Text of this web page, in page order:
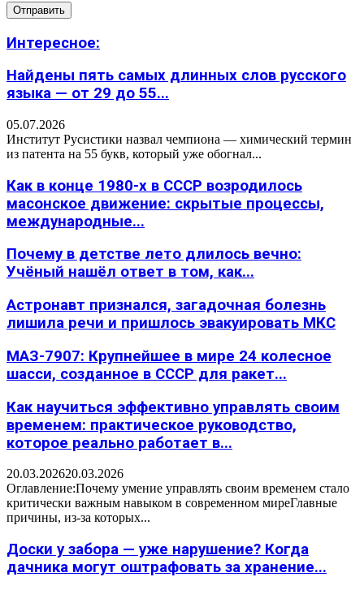
Интересное:
Найдены пять самых длинных слов русского
языка — от 29 до 55...
05.07.2026
Институт Русистики назвал чемпиона — химический термин
из патента на 55 букв, который уже обогнал...
Как в конце 1980-х в СССР возродилось
масонское движение: скрытые процессы,
международные...
Почему в детстве лето длилось вечно:
Учёный нашёл ответ в том, как...
Астронавт признался, загадочная болезнь
лишила речи и пришлось эвакуировать МКС
МАЗ-7907: Крупнейшее в мире 24 колесное
шасси, созданное в СССР для ракет...
Как научиться эффективно управлять своим
временем: практическое руководство,
которое реально работает в...
20.03.202620.03.2026
Оглавление:Почему умение управлять своим временем стало
критически важным навыком в современном миреГлавные
причины, из-за которых...
Доски у забора — уже нарушение? Когда
дачника могут оштрафовать за хранение...